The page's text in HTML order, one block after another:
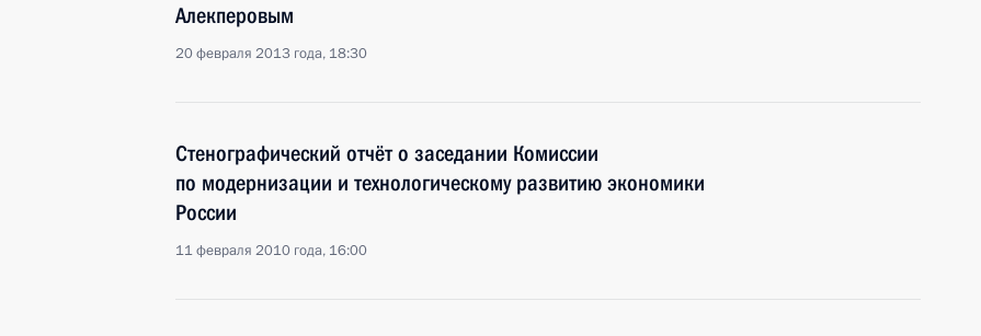
Алекперовым
20 февраля 2013 года, 18:30
Стенографический отчёт о заседании Комиссии
по модернизации и технологическому развитию экономики
России
11 февраля 2010 года, 16:00